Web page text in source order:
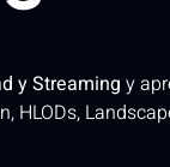
y Streaming y
HLODs,